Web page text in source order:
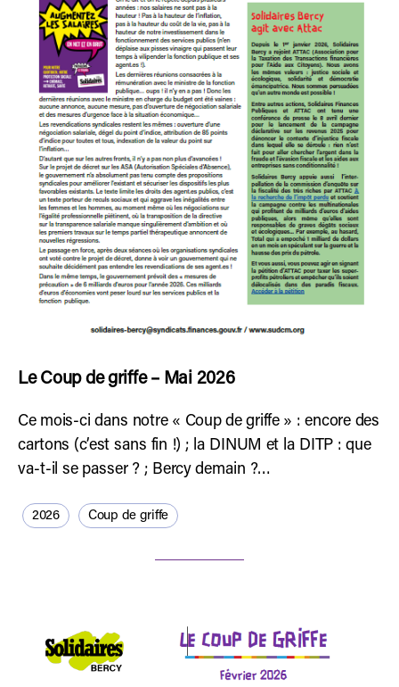
Le Coup de griffe – Mai 2026
Ce mois-ci dans notre « Coup de griffe » : encore des
cartons (c’est sans fin !) ; la DINUM et la DITP : que
va-t-il se passer ? ; Bercy demain ?…
2026 Coup de griffe